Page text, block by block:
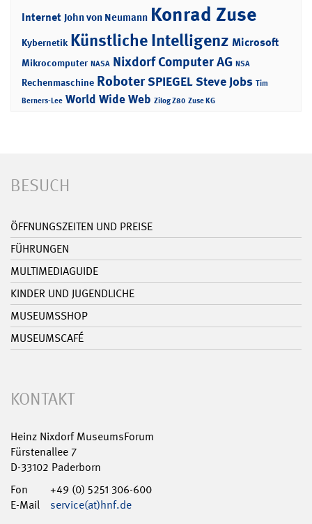
Internet John von Neumann Konrad Zuse
Kybernetik Künstliche Intelligenz Microsoft
Mikrocomputer NASA Nixdorf Computer AG NSA
Rechenmaschine RoboterSPIEGELSteve Jobs Tim
Berners-Lee World Wide Web Zilog Z80 Zuse KG
BESUCH
ÖFFNUNGSZEITEN UND PREISE
FÜHRUNGEN
MULTIMEDIAGUIDE
KINDER UND JUGENDLICHE
MUSEUMSSHOP
MUSEUMSCAFÉ
KONTAKT
Heinz Nixdorf MuseumsForum
Fürstenallee 7
D-33102 Paderborn
Fon
+49 (0) 5251 306-600
E-Mail
service(at)hnf.de